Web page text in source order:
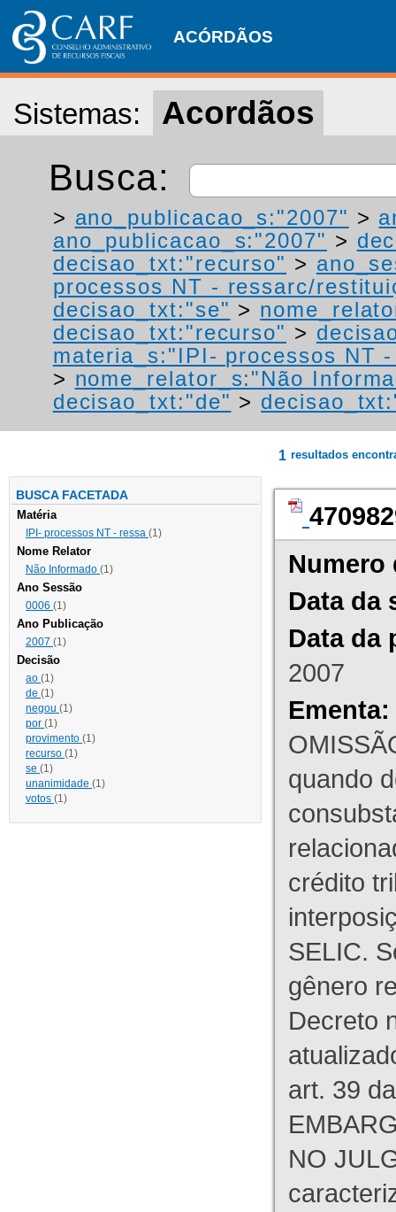
ACÓRDÃOS
Sistemas: Acordãos
Busca:
> ano_publicacao_s:"2007" >
ano_publicacao_s:"2007" >
decisao_txt:"recurso" >
processos NT - ressarc/
decisao_txt:"se" >
decisao_txt:"recurso" >
materia_s:"IPI- processos NT
> nome_relator_s:"Não
decisao_txt:"de" >
BUSCA FACETADA
Matéria
IPI- processos NT - ressa (1)
Nome Relator
Não Informado (1)
Ano Sessão
0006 (1)
Ano Publicação
2007 (1)
Decisão
ao (1)
de (1)
negou (1)
por (1)
provimento (1)
recurso (1)
se (1)
unanimidade (1)
votos (1)
1 resultados
Numero
Data da
Data da
2007
Ementa:
quando
crédito
SELIC.
gênero
Decreto
art. 39
NO